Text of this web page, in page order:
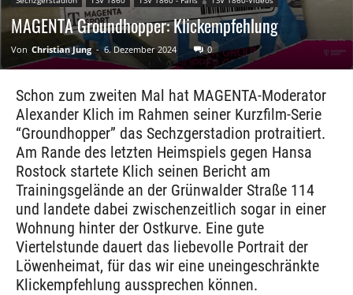
MAGENTA Groundhopper: Klickempfehlung
Von Christian Jung - 6. Dezember 2024 0
Schon zum zweiten Mal hat MAGENTA-Moderator
Alexander Klich im Rahmen seiner Kurzfilm-Serie
“Groundhopper” das Sechzgerstadion protraitiert.
Am Rande des letzten Heimspiels gegen Hansa
Rostock startete Klich seinen Bericht am
Trainingsgelände an der Grünwalder Straße 114
und landete dabei zwischenzeitlich sogar in einer
Wohnung hinter der Ostkurve. Eine gute
Viertelstunde dauert das liebevolle Portrait der
Löwenheimat, für das wir eine uneingeschränkte
Klickempfehlung aussprechen können.